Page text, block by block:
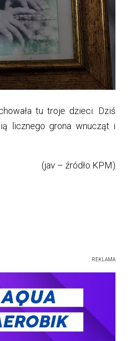
tu troje dzieci. Dziś
licznego grona wnucząt i
(jav – źródło KPM)
REKLAMA